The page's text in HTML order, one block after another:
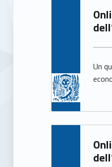
t
i
s
Online il n. 7/2026 Barometro
Un
Online il n. 6/2026 Barometro